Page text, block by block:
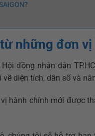
những đơn
Hội đồng nhân dân
diện tích, dân số và
hành chính mới được